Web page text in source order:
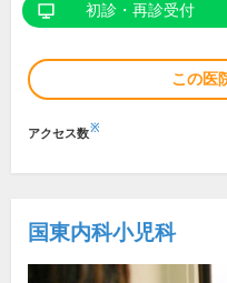
初診・再診受付
この医
アクセス数※
国東内科小児科